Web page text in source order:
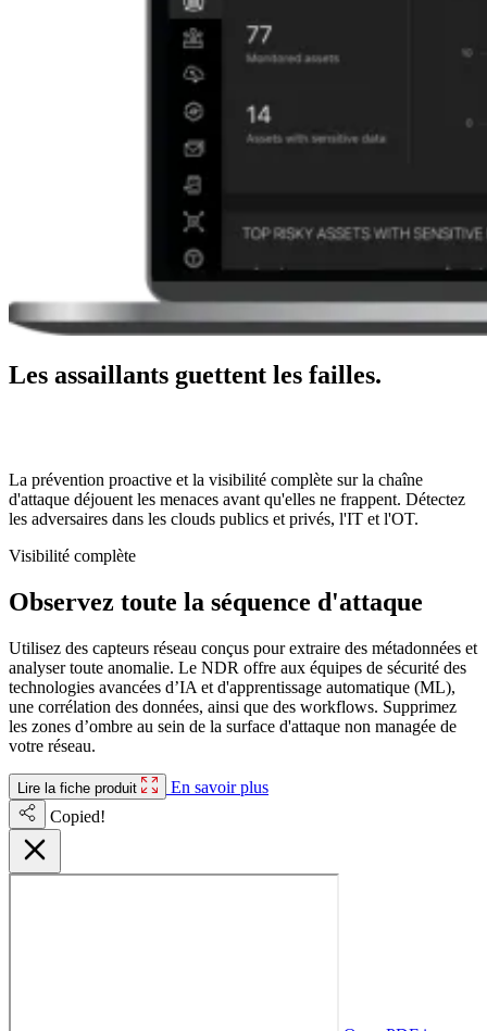
Les assaillants guettent les failles.
La prévention proactive et la visibilité complète sur la chaîne
d'attaque déjouent les menaces avant qu'elles ne frappent. Détectez
les adversaires dans les clouds publics et privés, l'IT et l'OT.
Visibilité complète
Observez toute la séquence d'attaque
Utilisez des capteurs réseau conçus pour extraire des métadonnées et
analyser toute anomalie. Le NDR offre aux équipes de sécurité des
technologies avancées d’IA et d'apprentissage automatique (ML),
une corrélation des données, ainsi que des workflows. Supprimez
les zones d’ombre au sein de la surface d'attaque non managée de
votre réseau.
Lire la fiche produit
En savoir plus
Copied!